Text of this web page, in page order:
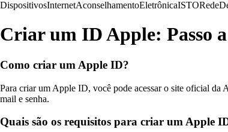
DispositivosInternetAconselhamentoEletrônicaISTORede
Criar um ID Apple: Passo
Como criar um Apple ID?
Para criar um Apple ID, você pode acessar o site oficial da
mail e senha.
Quais são os requisitos para criar um Apple